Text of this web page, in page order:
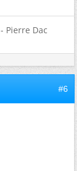
Pierre Dac
#6